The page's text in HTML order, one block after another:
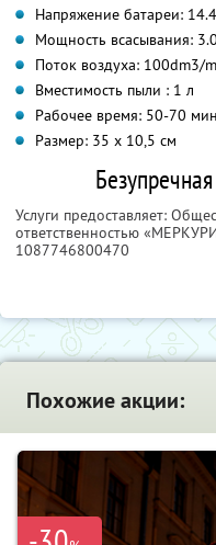
Напряжение батареи:
Мощность всасывания:
Поток воздуха: 100dm3/m
Вместимость пыли : 1 л
Рабочее время: 50-70
Размер: 35 x 10,5 см
Услуги предоставляет:
ответственностью
1087746800470
Похожие акции: